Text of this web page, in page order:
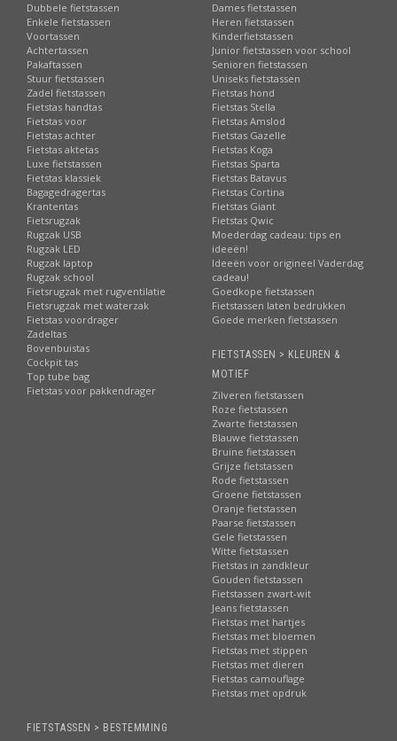
Dubbele fietstassen
Enkele fietstassen
Voortassen
Achtertassen
Pakaftassen
Stuur fietstassen
Zadel fietstassen
Fietstas handtas
Fietstas voor
Fietstas achter
Fietstas aktetas
Luxe fietstassen
Fietstas klassiek
Bagagedragertas
Krantentas
Fietsrugzak
Rugzak USB
Rugzak LED
Rugzak laptop
Rugzak school
Fietsrugzak met rugventilatie
Fietsrugzak met waterzak
Fietstas voordrager
Zadeltas
Bovenbuistas
Cockpit tas
Top tube bag
Fietstas voor pakkendrager
Dames fietstassen
Heren fietstassen
Kinderfietstassen
Junior fietstassen voor school
Senioren fietstassen
Uniseks fietstassen
Fietstas hond
Fietstas Stella
Fietstas Amslod
Fietstas Gazelle
Fietstas Koga
Fietstas Sparta
Fietstas Batavus
Fietstas Cortina
Fietstas Giant
Fietstas Qwic
Moederdag cadeau: tips en
ideeën!
Ideeën voor origineel Vaderdag
cadeau!
Goedkope fietstassen
Fietstassen laten bedrukken
Goede merken fietstassen
FIETSTASSEN > KLEUREN &
MOTIEF
Zilveren fietstassen
Roze fietstassen
Zwarte fietstassen
Blauwe fietstassen
Bruine fietstassen
Grijze fietstassen
Rode fietstassen
Groene fietstassen
Oranje fietstassen
Paarse fietstassen
Gele fietstassen
Witte fietstassen
Fietstas in zandkleur
Gouden fietstassen
Fietstassen zwart-wit
Jeans fietstassen
Fietstas met hartjes
Fietstas met bloemen
Fietstas met stippen
Fietstas met dieren
Fietstas camouflage
Fietstas met opdruk
FIETSTASSEN > BESTEMMING